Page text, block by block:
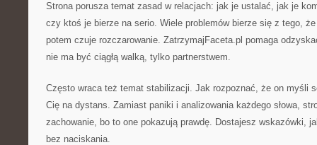
Strona porusza temat zasad w relacjach: jak je ustalać, jak je
czy ktoś je bierze na serio. Wiele problemów bierze się z tego,
potem czuje rozczarowanie. ZatrzymajFaceta.pl pomaga
nie ma być ciągłą walką, tylko partnerstwem.
Często wraca też temat stabilizacji. Jak rozpoznać, że on myśli
Cię na dystans. Zamiast paniki i analizowania każdego słowa,
zachowanie, bo to one pokazują prawdę. Dostajesz wskazówki,
bez naciskania.